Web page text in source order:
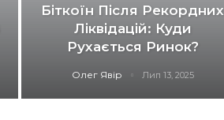
Біткоїн Після Рекордних
Ліквідацій: Куди
Рухається Ринок?
Олег Явір Лип 13, 2025